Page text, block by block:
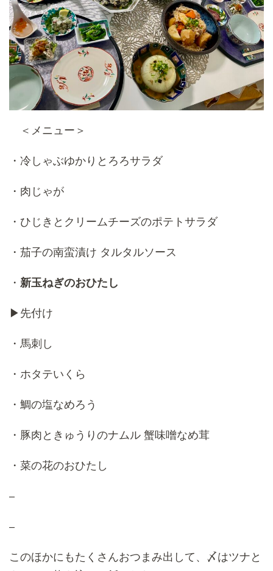
＜メニュー＞
・冷しゃぶゆかりとろろサラダ
・肉じゃが
・ひじきとクリームチーズのポテトサラダ
・茄子の南蛮漬け タルタルソース
・ 新玉ねぎのおひたし
▶︎先付け
・馬刺し
・ホタテいくら
・鯛の塩なめろう
・豚肉ときゅうりのナムル 蟹味噌なめ茸
・菜の花のおひたし
–
–
このほかにもたくさんおつまみ出して、〆はツナと